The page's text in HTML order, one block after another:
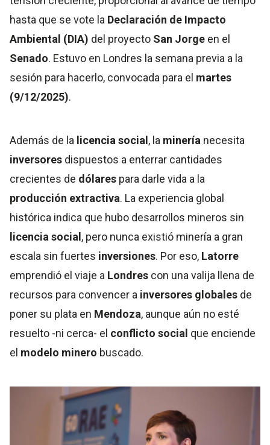
hasta que se vote la Declaración de Impacto
Ambiental (DIA) del proyecto San Jorge en el
Senado. Estuvo en Londres la semana previa a la
sesión para hacerlo, convocada para el martes
(9/12/2025).
Además de la licencia social , la minería necesita
inversores dispuestos a enterrar cantidades
crecientes de dólares para darle vida a la
producción extractiva. La experiencia global
histórica indica que hubo desarrollos mineros sin
licencia social , pero nunca existió minería a gran
escala sin fuertes inversiones. Por eso, Latorre
emprendió el viaje a Londres con una valija llena de
recursos para convencer a inversores globales de
poner su plata en Mendoza, aunque aún no esté
resuelto -ni cerca- el conflicto social que enciende
el modelo minero buscado.